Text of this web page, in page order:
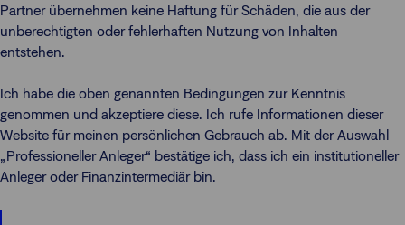
Partner übernehmen keine Haftung für Schäden, die aus der
unberechtigten oder fehlerhaften Nutzung von Inhalten
entstehen.
Ich habe die oben genannten Bedingungen zur Kenntnis
genommen und akzeptiere diese. Ich rufe Informationen dieser
Website für meinen persönlichen Gebrauch ab. Mit der Auswahl
„Professioneller Anleger“ bestätige ich, dass ich ein institutioneller
Anleger oder Finanzintermediär bin.